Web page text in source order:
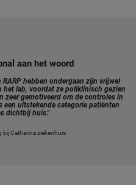
aan het woord
hebben ondergaan zijn vrijwel
lab, voordat ze poliklinisch gezien
zeer gemotiveerd om de controles in
een uitstekende categorie patiënten
dichtbij huis."
bij Catharina ziekenhuis